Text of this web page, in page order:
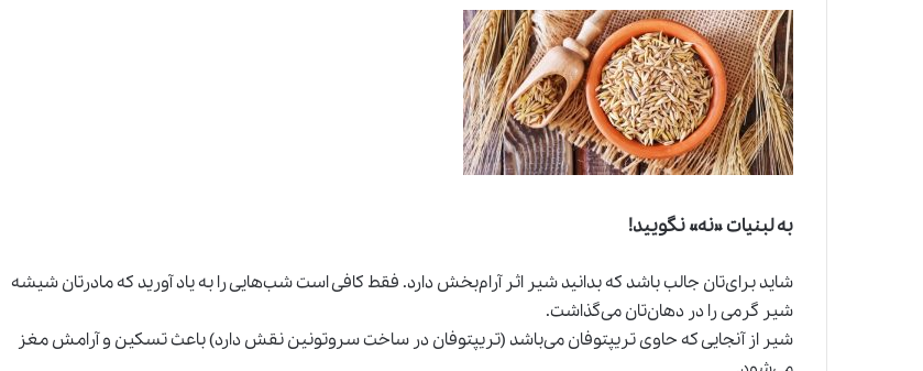
به لبنیات «نه» نگویید!
شاید برای‌تان جالب باشد که بدانید شیر اثر آرام‌بخش دارد. فقط کافی است شب‌هایی را به یاد آورید که مادرتان شیشه
شیر گرمی را در دهان‌تان می‌گذاشت.
شیر از آنجایی که حاوی تریپتوفان می‌باشد (تریپتوفان در ساخت سروتونین نقش دارد) باعث تسکین و آرامش مغز